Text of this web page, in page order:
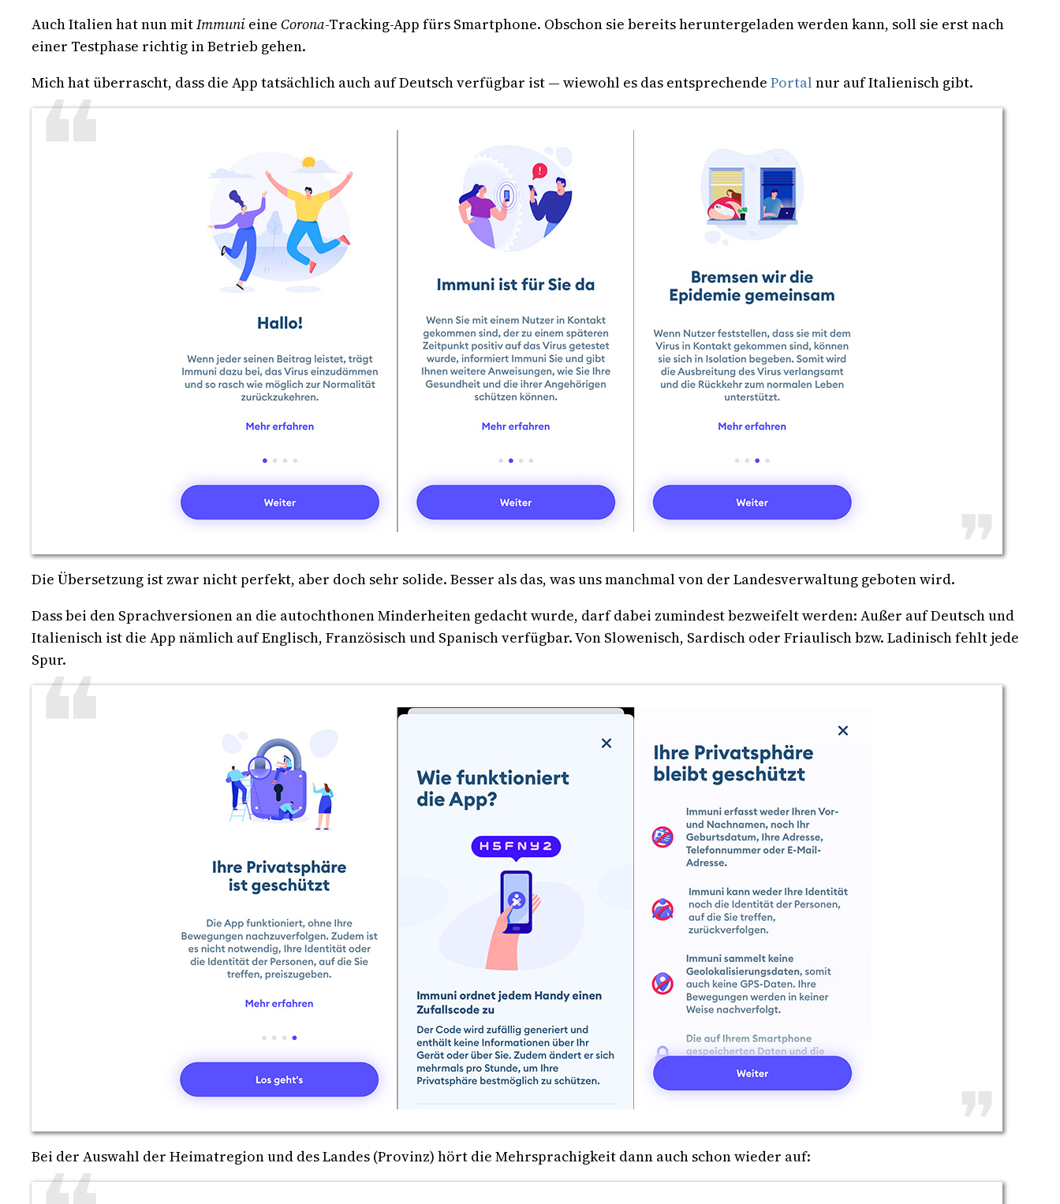
Auch Italien hat nun mitImmuni eine Corona-Tracking-App fürs Smartphone. Obschon sie bereits heruntergeladen werden kann, soll sie erst nach
einer Testphase richtig in Betrieb gehen.
Mich hat überrascht, dass die App tatsächlich auch auf Deutsch verfügbar ist — wiewohl es das entsprechende Portalnur auf Italienisch gibt.
Die Übersetzung ist zwar nicht perfekt, aber doch sehr solide. Besser als das, was uns manchmal von der Landesverwaltung geboten wird.
Dass bei den Sprachversionen an die autochthonen Minderheiten gedacht wurde, darf dabei zumindest bezweifelt werden: Außer auf Deutsch und
Italienisch ist die App nämlich auf Englisch, Französisch und Spanisch verfügbar. Von Slowenisch, Sardisch oder Friaulisch bzw. Ladinisch fehlt jede
Spur.
Bei der Auswahl der Heimatregion und des Landes (Provinz) hört die Mehrsprachigkeit dann auch schon wieder auf: